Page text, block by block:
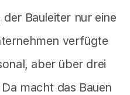
Bauleiter nur eine
verfügte
aber über drei
macht das Bauen